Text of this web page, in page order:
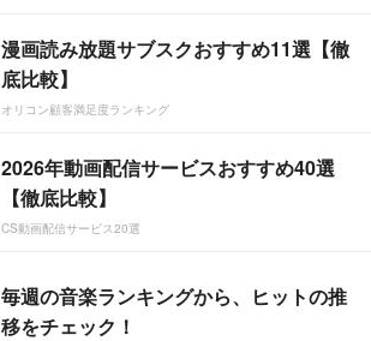
漫画読み放題サブスクおすすめ11選【徹
底比較】
オリコン顧客満足度ランキング
2026年動画配信サービスおすすめ40選
【徹底比較】
CS動画配信サービス20選
毎週の音楽ランキングから、ヒットの推
移をチェック！